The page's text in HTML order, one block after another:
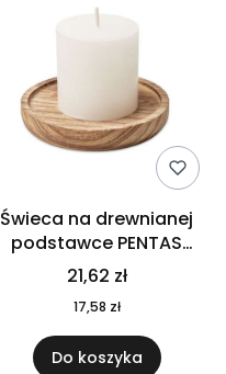
Świeca na drewnianej
podstawce PENTAS
MO6282-40
21,62 zł
17,58 zł
Do koszyka